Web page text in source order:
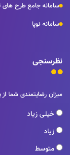
سامانه جامع طرح
سامانه نوپا
نظرسنجی
میزان رضایتمندی شما
خیلی زیاد
زیاد
متوسط